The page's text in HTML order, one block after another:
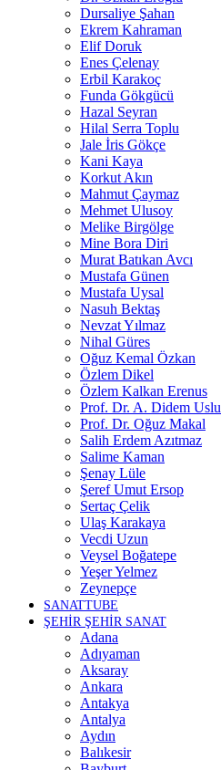
Dursaliye Şahan
Ekrem Kahraman
Elif Doruk
Enes Çelenay
Erbil Karakoç
Funda Gökgücü
Hazal Seyran
Hilal Serra Toplu
Jale İris Gökçe
Kani Kaya
Korkut Akın
Mahmut Çaymaz
Mehmet Ulusoy
Melike Birgölge
Mine Bora Diri
Murat Batıkan Avcı
Mustafa Günen
Mustafa Uysal
Nasuh Bektaş
Nevzat Yılmaz
Nihal Güres
Oğuz Kemal Özkan
Özlem Dikel
Özlem Kalkan Erenus
Prof. Dr. A. Didem Uslu
Prof. Dr. Oğuz Makal
Salih Erdem Azıtmaz
Salime Kaman
Şenay Lüle
Şeref Umut Ersop
Sertaç Çelik
Ulaş Karakaya
Vecdi Uzun
Veysel Boğatepe
Yeşer Yelmez
Zeynepçe
SANATTUBE
ŞEHİR ŞEHİR SANAT
Adana
Adıyaman
Aksaray
Ankara
Antakya
Antalya
Aydın
Balıkesir